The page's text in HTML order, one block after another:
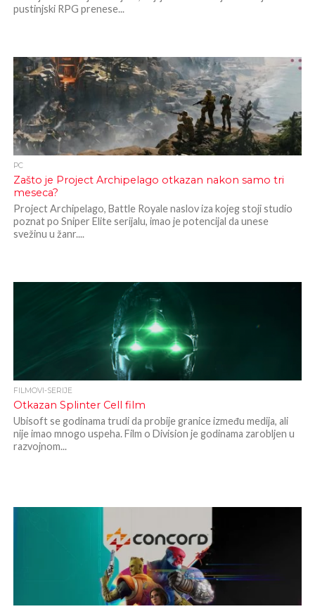
pustinjski RPG prenese...
PC
Zašto je Project Archipelago otkazan nakon samo tri
meseca?
Project Archipelago, Battle Royale naslov iza kojeg stoji studio
poznat po Sniper Elite serijalu, imao je potencijal da unese
svežinu u žanr....
FILMOVI-SERIJE
Otkazan Splinter Cell film
Ubisoft se godinama trudi da probije granice između medija, ali
nije imao mnogo uspeha. Film o Division je godinama zarobljen u
razvojnom...